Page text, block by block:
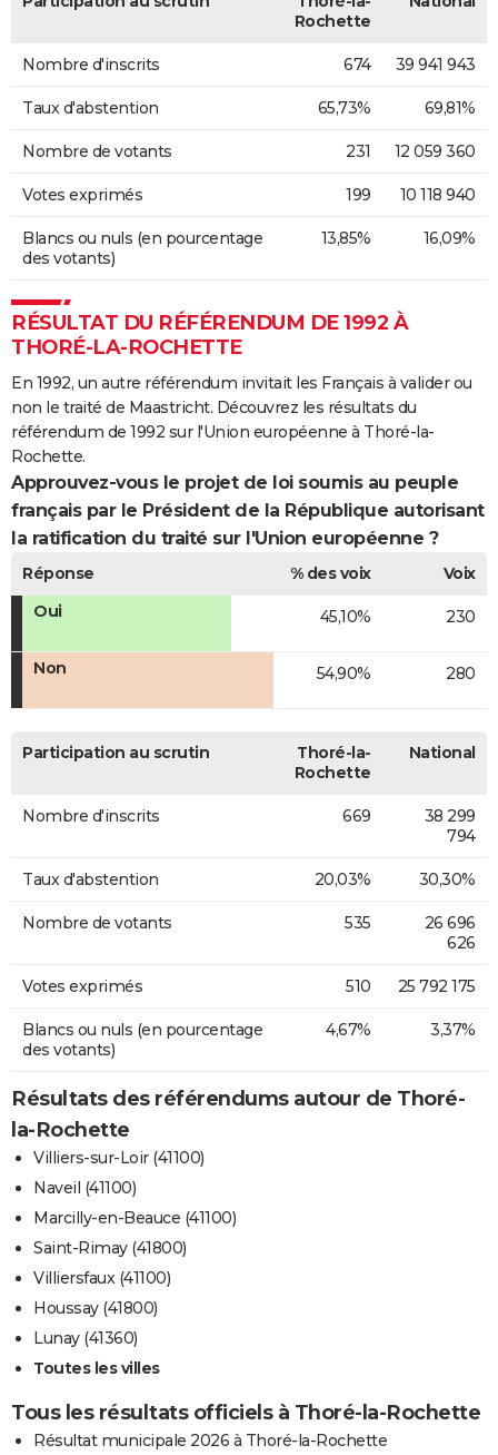
Rochette
Nombre d'inscrits 674 39 941 943
Taux d'abstention 65,73% 69,81%
Nombre de votants 231 12 059 360
Votes exprimés 199 10 118 940
Blancs ou nuls (en pourcentage
des votants)
13,85% 16,09%
RÉSULTAT DU RÉFÉRENDUM DE 1992 À
THORÉ-LA-ROCHETTE
En 1992, un autre référendum invitait les Français à valider ou
non le traité de Maastricht. Découvrez les résultats du
référendum de 1992 sur l'Union européenne à Thoré-la-
Rochette.
Approuvez-vous le projet de loi soumis au peuple
français par le Président de la République autorisant
la ratification du traité sur l'Union européenne ?
Réponse % des voix
Voix
Oui
45,10% 230
Non 54,90% 280
Participation au scrutin
Thoré-la-
Rochette
National
Nombre d'inscrits 669
38 299
794
Taux d'abstention 20,03% 30,30%
Nombre de votants 535
26 696
626
Votes exprimés 510 25 792 175
Blancs ou nuls (en pourcentage
des votants)
4,67% 3,37%
Résultats des référendums autour de Thoré-
la-Rochette
Villiers-sur-Loir (41100)
Naveil (41100)
Marcilly-en-Beauce (41100)
Saint-Rimay (41800)
Villiersfaux (41100)
Houssay (41800)
Lunay (41360)
Toutes les villes
Tous les résultats officiels à Thoré-la-Rochette
Résultat municipale 2026 à Thoré-la-Rochette